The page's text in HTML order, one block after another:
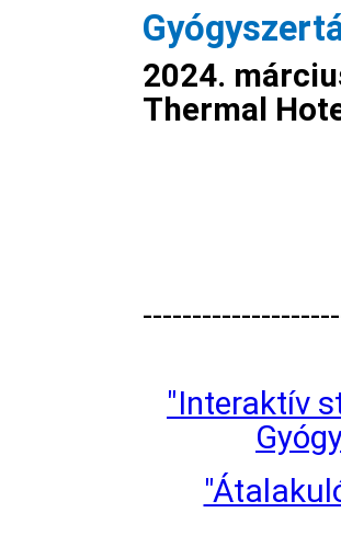
2024.
Thermal
"Interaktív